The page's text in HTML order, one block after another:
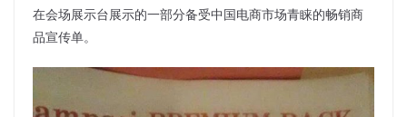
在会场展示台展示的一部分备受中国电商市场青睐的畅销商
品宣传单。